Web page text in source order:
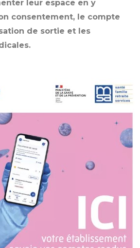
leur espace en y
consentement, le compte
de sortie et les